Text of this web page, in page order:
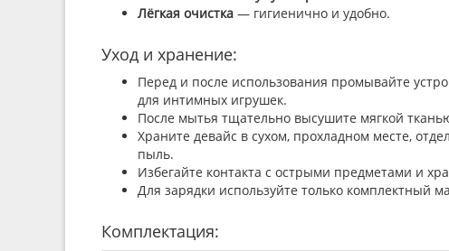
Лёгкая очистка — гигиенично и удобно.
Уход и хранение:
Перед и после использования промывайте
для интимных игрушек.
После мытья тщательно высушите мягкой
Храните девайс в сухом, прохладном месте,
пыль.
Избегайте контакта с острыми предметами и
Для зарядки используйте только комплектный
Комплектация: